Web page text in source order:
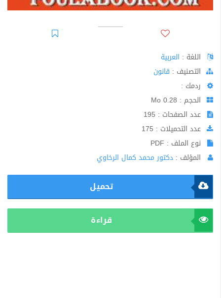
اللغة : العربية
اﻟﺘﺼﻨﻴﻒ : قانون
ردمك :
الحجم : 0.28 Mo
عدد الصفحات : 195
عدد التحميلات : 175
نوع الملف : PDF
المؤلف : دكتور محمد كمال الرخاوي
تحميل
قراءة